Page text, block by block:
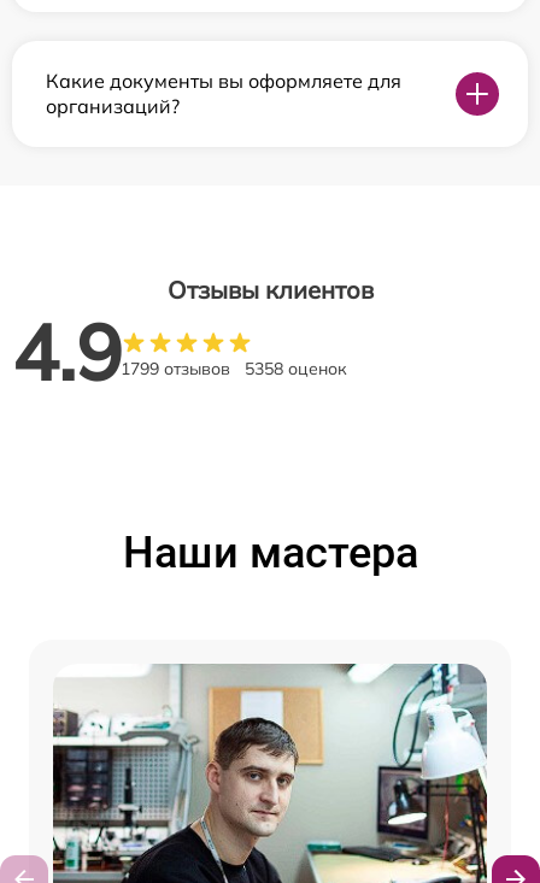
Какие документы вы оформляете для
организаций?
Отзывы клиентов
4.91799 отзывов 5358 оценок
Наши мастера